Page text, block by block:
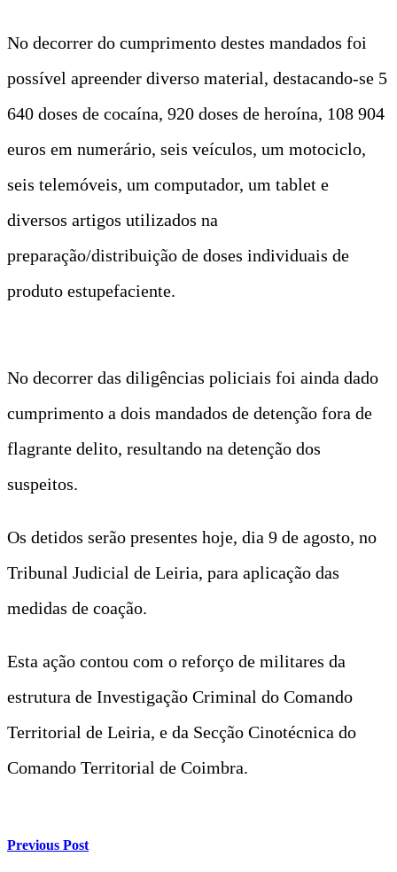
No decorrer do cumprimento destes mandados foi
possível apreender diverso material, destacando-se 5
640 doses de cocaína, 920 doses de heroína, 108 904
euros em numerário, seis veículos, um motociclo,
seis telemóveis, um computador, um tablet e
diversos artigos utilizados na
preparação/distribuição de doses individuais de
produto estupefaciente.
No decorrer das diligências policiais foi ainda dado
cumprimento a dois mandados de detenção fora de
flagrante delito, resultando na detenção dos
suspeitos.
Os detidos serão presentes hoje, dia 9 de agosto, no
Tribunal Judicial de Leiria, para aplicação das
medidas de coação.
Esta ação contou com o reforço de militares da
estrutura de Investigação Criminal do Comando
Territorial de Leiria, e da Secção Cinotécnica do
Comando Territorial de Coimbra.
Previous Post